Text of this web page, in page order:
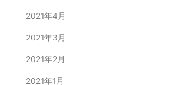
2021年4月
2021年3月
2021年2月
2021年1月